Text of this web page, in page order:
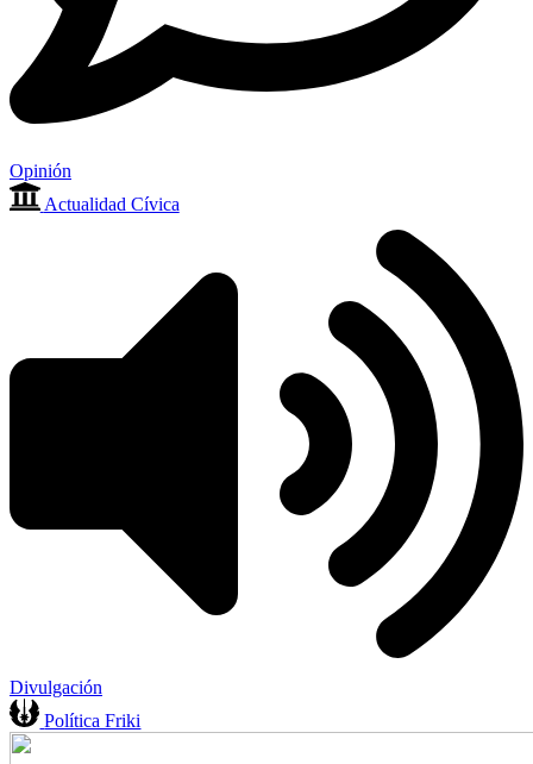
Opinión
Actualidad Cívica
Divulgación
Política Friki